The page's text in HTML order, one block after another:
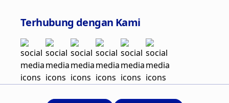
Terhubung dengan Kami